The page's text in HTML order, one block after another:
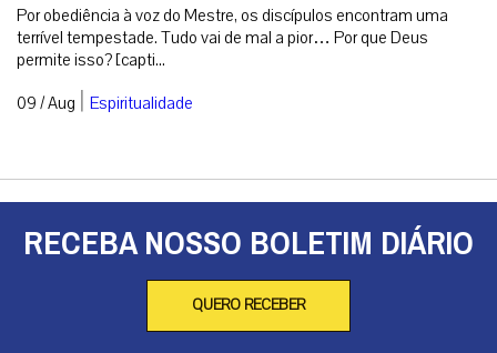
XIX Domingo do Tempo Comum: Jesus também
nos lança à tormenta!
terrível tempestade. Tudo vai de mal a pior… Por que Deus
permite isso? [capti...
09 / Aug|Espiritualidade